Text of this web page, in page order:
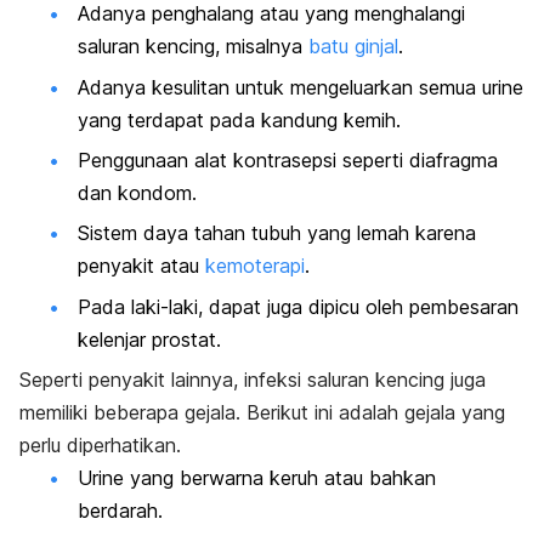
Adanya penghalang atau yang menghalangi
saluran kencing, misalnya batu ginjal.
Adanya kesulitan untuk mengeluarkan semua urine
yang terdapat pada kandung kemih.
Penggunaan alat kontrasepsi seperti diafragma
dan kondom.
Sistem daya tahan tubuh yang lemah karena
penyakit atau kemoterapi.
Pada laki-laki, dapat juga dipicu oleh pembesaran
kelenjar prostat.
Seperti penyakit lainnya, infeksi saluran kencing juga
memiliki beberapa gejala. Berikut ini adalah gejala yang
perlu diperhatikan.
Urine yang berwarna keruh atau bahkan
berdarah.